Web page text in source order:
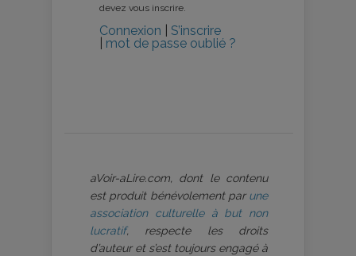
devez vous inscrire.
Connexion
S’inscrire
mot de passe oublié ?
aVoir-aLire.com, dont le contenu
est produit bénévolement par une
association culturelle à but non
lucratif, respecte les droits
d’auteur et s’est toujours engagé à